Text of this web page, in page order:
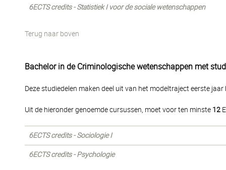
6ECTS credits - Statistiek I voor de sociale wetenschappen
Terug naar boven
Bachelor in de Criminologische wetenschappen met
Deze studiedelen maken deel uit van het modeltraject eerste
Uit de hieronder genoemde cursussen, moet voor ten minste 12
6ECTS credits - Sociologie I
6ECTS credits - Psychologie